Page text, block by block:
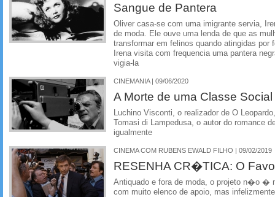
Sangue de Pantera
Oliver casa-se com uma imigrante servia,
de moda. Ele ouve uma lenda de que as
transformar em felinos quando atingidas por
Irena visita com frequencia uma pantera
vigia-la
CINEMANIA | 09/06/2020
A Morte de uma Classe Social
Luchino Visconti, o realizador de O
Tomasi di Lampedusa, o autor do romance
igualmente
CINEMA COM RUBENS EWALD FILHO | 09/02/2019
RESENHA CR�TICA: O
Antiquado e fora de moda, o projeto n�o �
com muito elenco de apoio, mas